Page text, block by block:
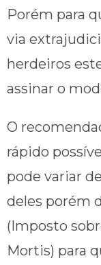
Porém para
via
herdeiros
assinar o
O
rápido
pode variar
deles porém
(Imposto
Mortis) para